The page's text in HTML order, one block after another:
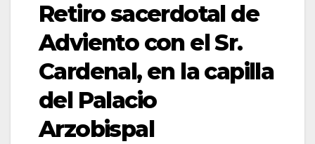
Retiro sacerdotal de
Adviento con el Sr.
Cardenal, en la capilla
del Palacio
Arzobispal